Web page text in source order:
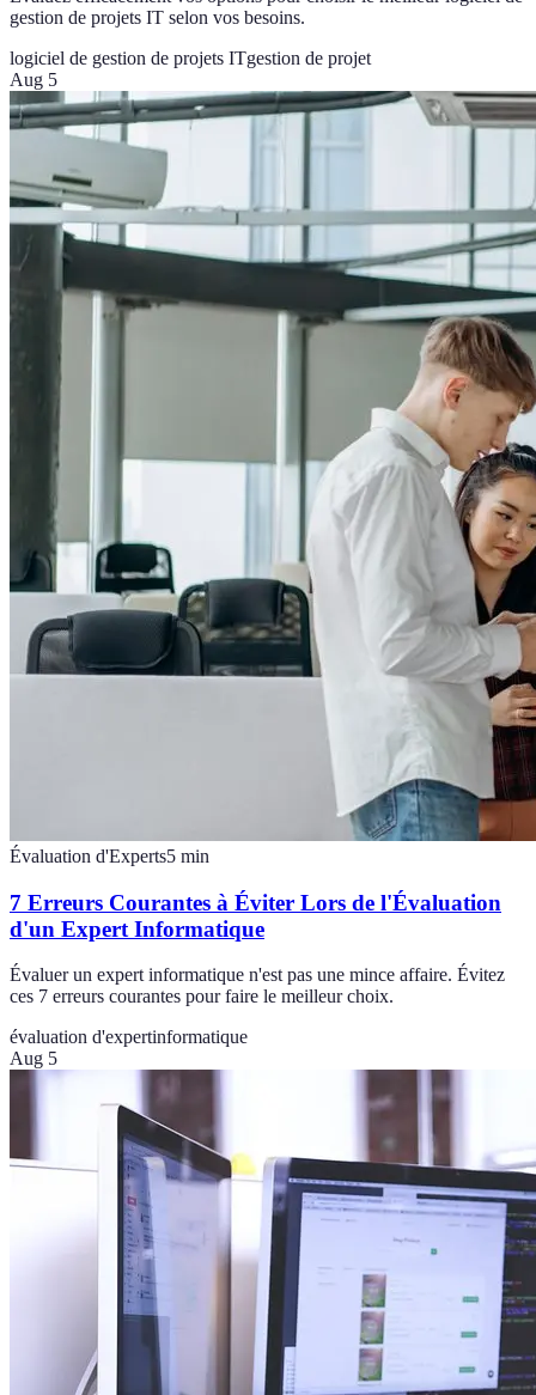
gestion de projets IT selon vos besoins.
logiciel de gestion de projets ITgestion de projet
Aug 5
Évaluation d'Experts5 min
7 Erreurs Courantes à Éviter Lors de l'Évaluation
d'un Expert Informatique
Évaluer un expert informatique n'est pas une mince affaire. Évitez
ces 7 erreurs courantes pour faire le meilleur choix.
évaluation d'expertinformatique
Aug 5